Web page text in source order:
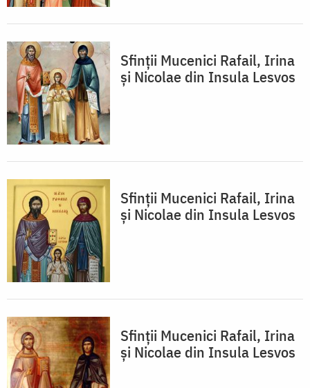
Sfinții Mucenici Rafail, Irina
și Nicolae din Insula Lesvos
Sfinții Mucenici Rafail, Irina
și Nicolae din Insula Lesvos
Sfinții Mucenici Rafail, Irina
și Nicolae din Insula Lesvos